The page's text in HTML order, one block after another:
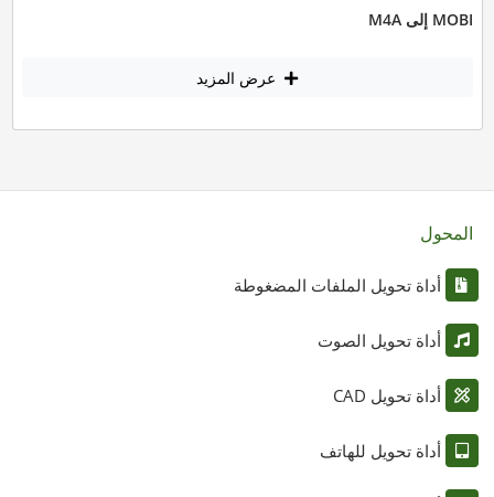
MOBI إلى M4A
عرض المزيد
المحول
أداة تحويل الملفات المضغوطة
أداة تحويل الصوت
أداة تحويل CAD
أداة تحويل للهاتف